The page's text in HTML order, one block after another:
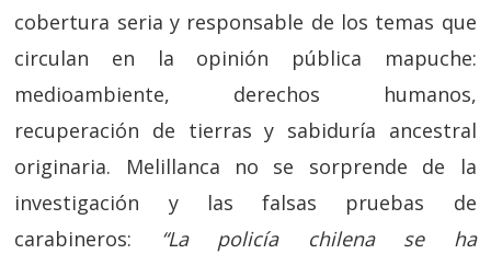
cobertura seria y responsable de los temas que
circulan en la opinión pública mapuche:
medioambiente, derechos humanos,
recuperación de tierras y sabiduría ancestral
originaria. Melillanca no se sorprende de la
investigación y las falsas pruebas de
carabineros: “La policía chilena se ha